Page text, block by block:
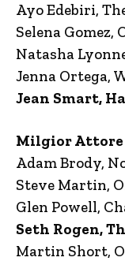
Ayo Edebiri,
Selena
Natasha
Jenna Ortega,
Jean Smart,
Milgior Attore
Adam Brody,
Steve Martin,
Glen Powell,
Seth Rogen,
Martin Short,